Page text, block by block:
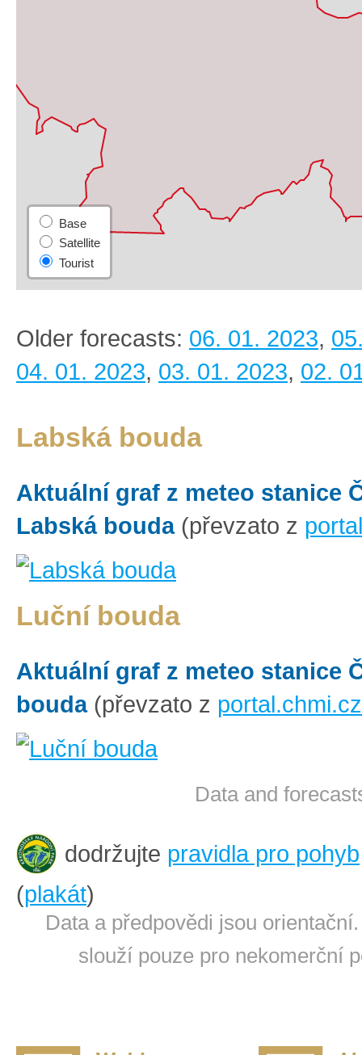
Older forecasts: 06. 01. 2023,
04. 01. 2023, 03. 01. 2023, 02.
Labská bouda
Aktuální graf z meteo stanice
Labská bouda(převzato z
Luční bouda
Aktuální graf z meteo stanice
bouda(převzato z portal.chmi.cz
Data and
dodržujte pravidla pro pohyb
(plakát)
Data a předpovědi jsou
slouží pouze pro nekomerční